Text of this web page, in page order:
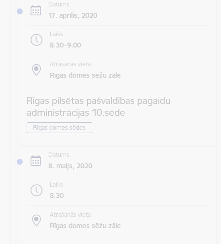
Datums
17. aprīlis, 2020
Laiks
8.30–9.00
Atrašanās vieta
Rīgas domes sēžu zāle
Rīgas pilsētas pašvaldības pagaidu
administrācijas 10.sēde
Rīgas domes sēdes
Datums
8. maijs, 2020
Laiks
8.30
Atrašanās vieta
Rīgas domes sēžu zāle